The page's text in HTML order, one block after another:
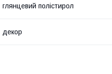
глянцевий полістирол
декор